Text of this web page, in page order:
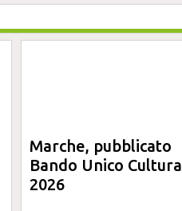
Marche, pubblicato
Bando Unico Cultura
2026